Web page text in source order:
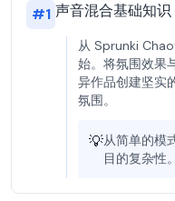
#1 声音混合基础知识
从 Sprunki
始。将氛围效果
异作品创建坚实
氛围。
💡从简单的模
目的复杂性。